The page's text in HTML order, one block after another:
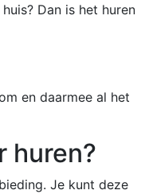
Dan is het huren
en daarmee al het
huren?
Je kunt deze